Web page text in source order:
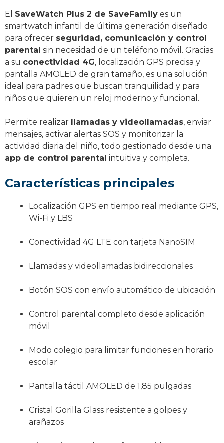
El SaveWatch Plus 2 de SaveFamily es un
smartwatch infantil de última generación diseñado
para ofrecer seguridad, comunicación y control
parental sin necesidad de un teléfono móvil. Gracias
a su conectividad 4G, localización GPS precisa y
pantalla AMOLED de gran tamaño, es una solución
ideal para padres que buscan tranquilidad y para
niños que quieren un reloj moderno y funcional.
Permite realizar llamadas y videollamadas, enviar
mensajes, activar alertas SOS y monitorizar la
actividad diaria del niño, todo gestionado desde una
app de control parental intuitiva y completa.
Características principales
Localización GPS en tiempo real mediante GPS,
Wi-Fi y LBS
Conectividad 4G LTE con tarjeta NanoSIM
Llamadas y videollamadas bidireccionales
Botón SOS con envío automático de ubicación
Control parental completo desde aplicación
móvil
Modo colegio para limitar funciones en horario
escolar
Pantalla táctil AMOLED de 1,85 pulgadas
Cristal Gorilla Glass resistente a golpes y
arañazos